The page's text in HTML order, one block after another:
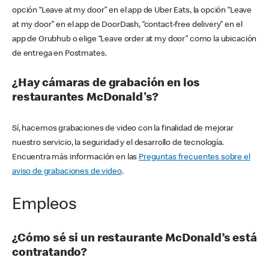
opción “Leave at my door” en el app de Uber Eats, la opción “Leave
at my door” en el app de DoorDash, “contact-free delivery” en el
app de Grubhub o elige “Leave order at my door” como la ubicación
de entrega en Postmates.
¿Hay cámaras de grabación en los
restaurantes McDonald's?
Sí, hacemos grabaciones de video con la finalidad de mejorar
nuestro servicio, la seguridad y el desarrollo de tecnología.
Encuentra más información en las Preguntas frecuentes sobre el
aviso de grabaciones de video.
Empleos
¿Cómo sé si un restaurante McDonald’s está
contratando?